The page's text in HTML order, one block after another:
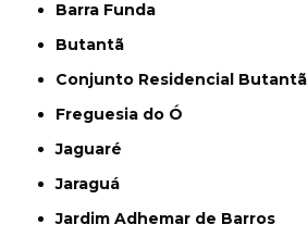
Barra Funda
Butantã
Conjunto Residencial Butantã
Freguesia do Ó
Jaguaré
Jaraguá
Jardim Adhemar de Barros